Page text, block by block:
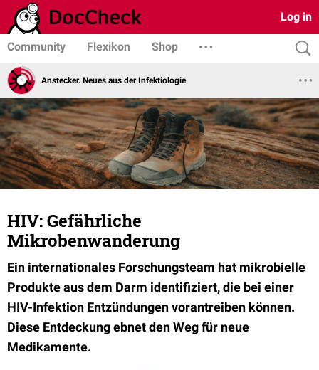
Log in
Community Flexikon Shop
Anstecker. Neues aus der Infektiologie
HIV: Gefährliche
Mikrobenwanderung
Ein internationales Forschungsteam hat mikrobielle
Produkte aus dem Darm identifiziert, die bei einer
HIV-Infektion Entzündungen vorantreiben können.
Diese Entdeckung ebnet den Weg für neue
Medikamente.